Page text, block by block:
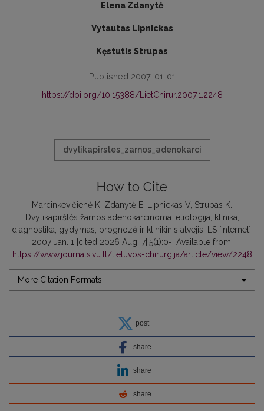
Elena Zdanytė
Vytautas Lipnickas
Kęstutis Strupas
Published 2007-01-01
https://doi.org/10.15388/LietChirur.2007.1.2248
dvylikapirstes_zarnos_adenokarci
How to Cite
Marcinkevičienė K, Zdanytė E, Lipnickas V, Strupas K.
Dvylikapirštės žarnos adenokarcinoma: etiologija, klinika,
diagnostika, gydymas, prognozė ir klinikinis atvejis. LS [Internet].
2007 Jan. 1 [cited 2026 Aug. 7];5(1):0-. Available from:
https://www.journals.vu.lt/lietuvos-chirurgija/article/view/2248
More Citation Formats
post
share
share
share